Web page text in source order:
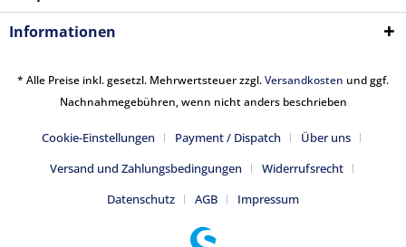
Informationen
* Alle Preise inkl. gesetzl. Mehrwertsteuer zzgl.Versandkosten und ggf.
Nachnahmegebühren, wenn nicht anders beschrieben
Cookie-Einstellungen Payment / Dispatch
Über uns
Versand und Zahlungsbedingungen
Widerrufsrecht
Datenschutz
AGB Impressum